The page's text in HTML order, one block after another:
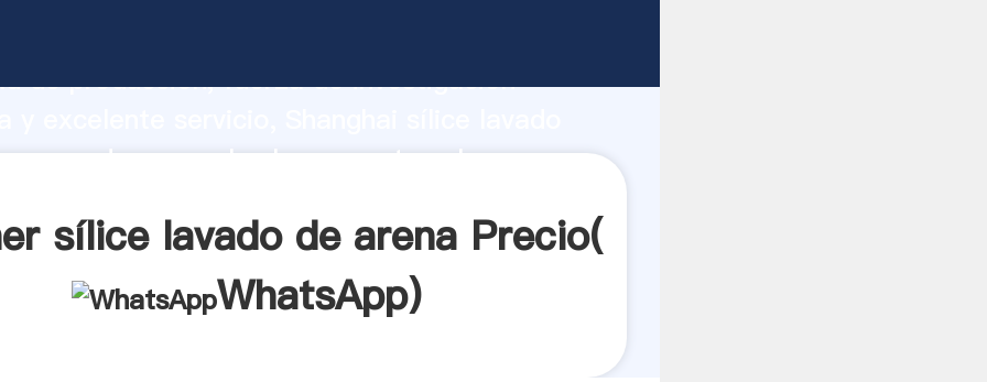
de producción, fuerza de investigación
proveedor crea el valor y aporta valores a
sílice lavado de arena Precio(
WhatsApp)